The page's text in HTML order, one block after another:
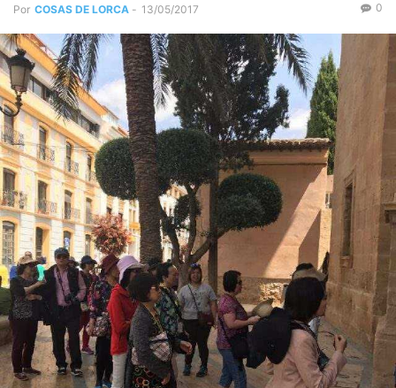
Por COSAS DE LORCA - 13/05/2017 0